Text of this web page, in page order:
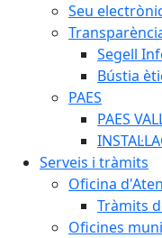
Seu
Segell
Bústia
PAES
PAES
Serveis i tràmits
Oficina
Tràmits
Oficines